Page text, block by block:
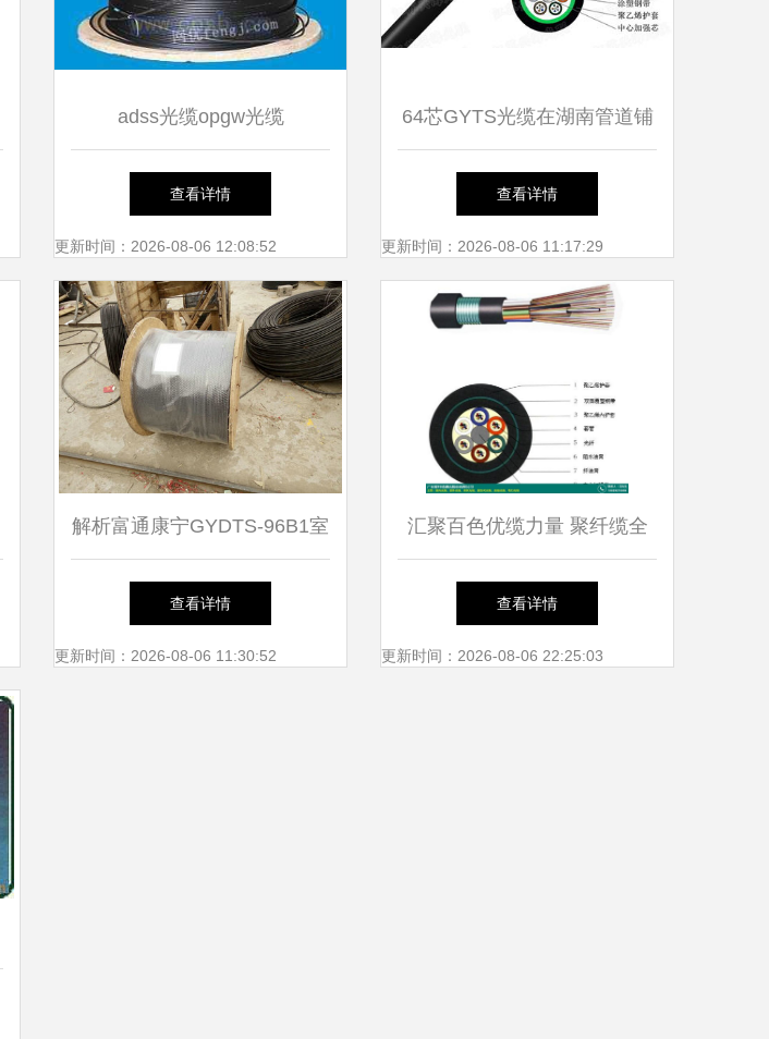
adss光缆opgw光缆
查看详情
更新时间：2026-08-06 12:08:52
64芯GYTS光缆在湖南管道铺
设中的优势与价格影响因素分
析
查看详情
更新时间：2026-08-06 11:17:29
解析富通康宁GYDTS-96B1室
外架空管道光缆的卓越性能
查看详情
更新时间：2026-08-06 11:30:52
汇聚百色优缆力量 聚纤缆全
系产品、价格与厂商一站式观
察
查看详情
更新时间：2026-08-06 22:25:03